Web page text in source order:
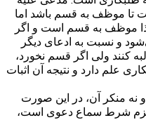
تا موظف به قسم باشد اما
موظف به قسم است و اگر
و نسبت به ادعای دیگر
کنند ولی اگر قسم نخورد،
علم دارد و نتیجه آن اثبات
منکر آن، در این صورت
شرط سماع دعوی است،